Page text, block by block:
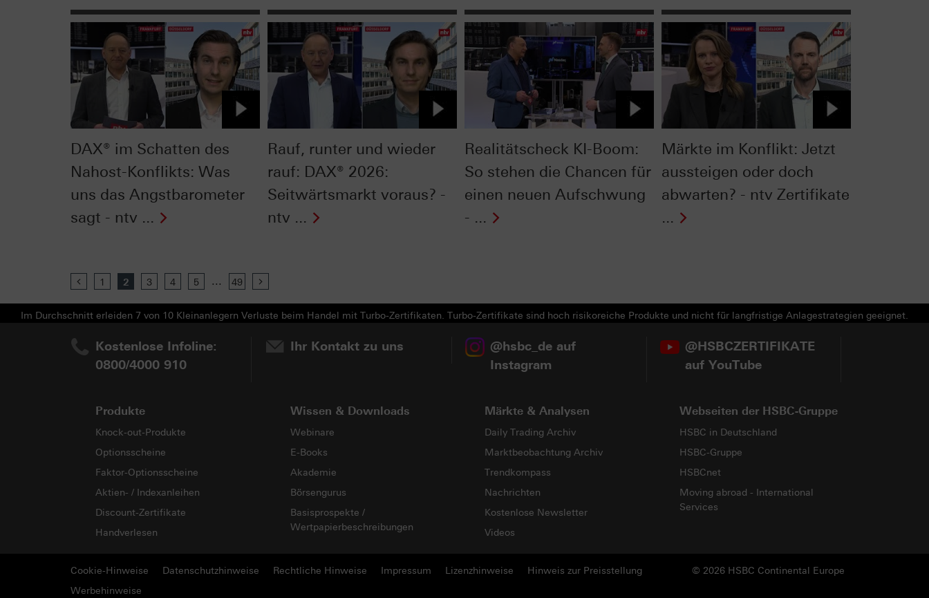
DAX® im Schatten des
Nahost-Konflikts: Was
uns das Angstbarometer
sagt - ntv ...
Rauf, runter und wieder
rauf: DAX® 2026:
Seitwärtsmarkt voraus? -
ntv ...
Realitätscheck KI-Boom:
So stehen die Chancen für
einen neuen Aufschwung
- ...
Märkte im Konflikt: Jetzt
aussteigen oder doch
abwarten? - ntv Zertifikate
...
Previous
1 2 3 4 5 ... 49
Im Durchschnitt erleiden 7 von 10 Kleinanlegern Verluste beim Handel mit Turbo-Zertifikaten. Turbo-Zertifikate sind hoch risikoreiche Produkte und nicht für langfristige Anlagestrategien geeignet.
Kostenlose Infoline:
0800/4000 910
Ihr Kontakt zu uns
@hsbc_de auf
Instagram
@HSBCZERTIFIKATE
auf YouTube
Produkte
Knock-out-Produkte
Optionsscheine
Faktor-Optionsscheine
Aktien- / Indexanleihen
Discount-Zertifikate
Handverlesen
Wissen & Downloads
Webinare
E-Books
Akademie
Börsengurus
Basisprospekte /
Wertpapierbeschreibungen
Märkte & Analysen
Daily Trading Archiv
Marktbeobachtung Archiv
Trendkompass
Nachrichten
Kostenlose Newsletter
Videos
Webseiten der HSBC-Gruppe
HSBC in Deutschland
HSBC-Gruppe
HSBCnet
Moving abroad - International
Services
Cookie-Hinweise Datenschutzhinweise Rechtliche Hinweise Impressum Lizenzhinweise © 2026 HSBC Continental Europe
Hinweis zur Preisstellung
Werbehinweise